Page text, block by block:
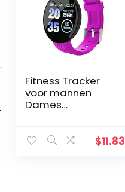
Fitness Tracker
voor mannen
Dames
met bloeddruk$11.83